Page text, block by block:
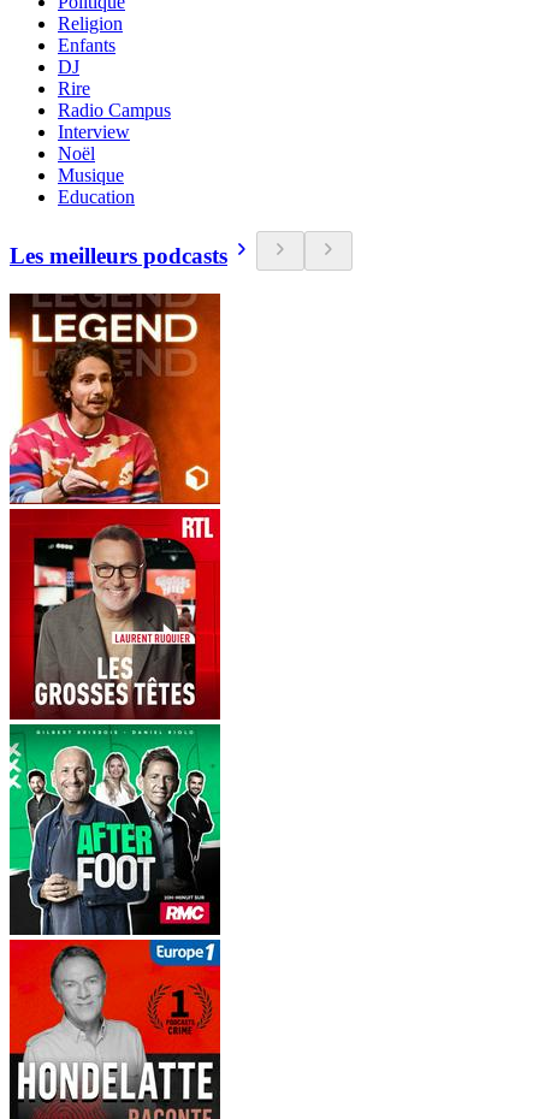
Religion
Enfants
DJ
Rire
Radio Campus
Interview
Noël
Musique
Education
Les meilleurs podcasts